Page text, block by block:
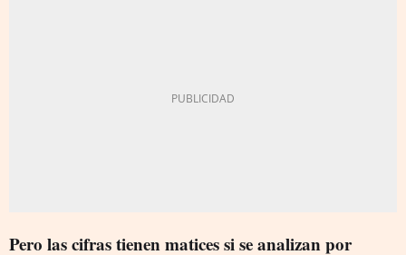
Pero las cifras tienen matices si se analizan por